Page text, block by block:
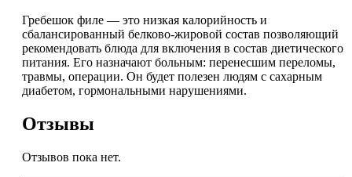
Гребешок филе — это низкая калорийность и
сбалансированный белково-жировой состав позволяющий
рекомендовать блюда для включения в состав диетического
питания. Его назначают больным: перенесшим переломы,
травмы, операции. Он будет полезен людям с сахарным
диабетом, гормональными нарушениями.
Отзывы
Отзывов пока нет.